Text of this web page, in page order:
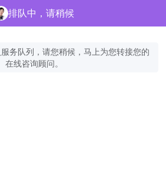
排队中，请稍候
务队列，请您稍候，马上为您转接您的
在线咨询顾问。